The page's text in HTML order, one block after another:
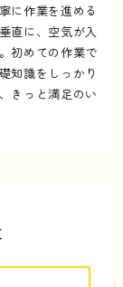
に作業を進める
直に、空気が入
初めての作業で
知識をしっかり
きっと満足のい